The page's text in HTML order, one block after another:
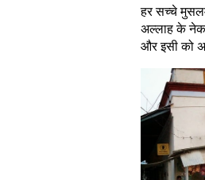
हर सच्चे
अल्लाह के नेक
और इसी को